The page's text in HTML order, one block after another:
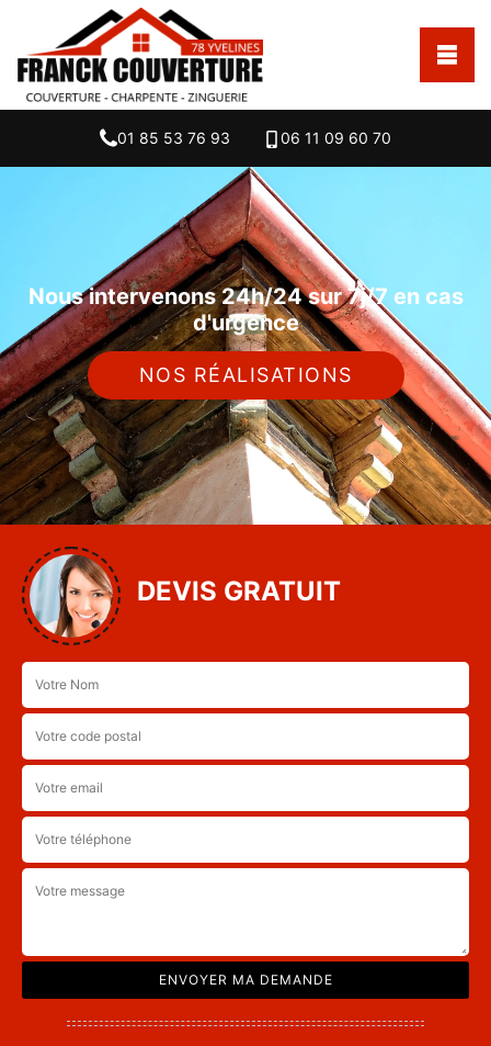
01 85 53 76 93 06 11 09 60 70
Nous intervenons 24h/24 sur 7j/7 en cas
d'urgence
NOS RÉALISATIONS
DEVIS GRATUIT